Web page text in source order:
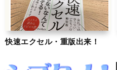
快速エクセル・重版出来！